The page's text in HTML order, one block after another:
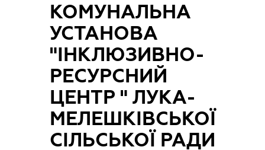
КОМУНАЛЬНА
УСТАНОВА
"ІНКЛЮЗИВНО-
РЕСУРСНИЙ
ЦЕНТР " ЛУКА-
МЕЛЕШКІВСЬКОЇ
СІЛЬСЬКОЇ РАДИ